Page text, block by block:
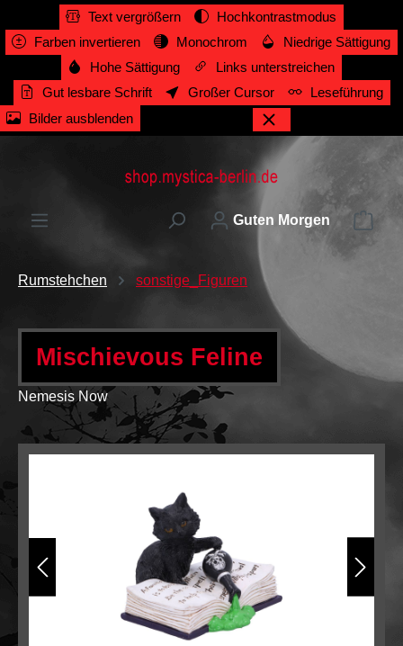
springen Text vergrößern
Hochkontrastmodus
Farben invertieren
Monochrom
Niedrige Sättigung
Hohe Sättigung
Links unterstreichen
Gut lesbare Schrift
Großer Cursor
Leseführung
Bilder ausblenden
Guten Morgen
Rumstehchen sonstige_Figuren
Mischievous Feline
Nemesis Now
Bildergalerie überspringen